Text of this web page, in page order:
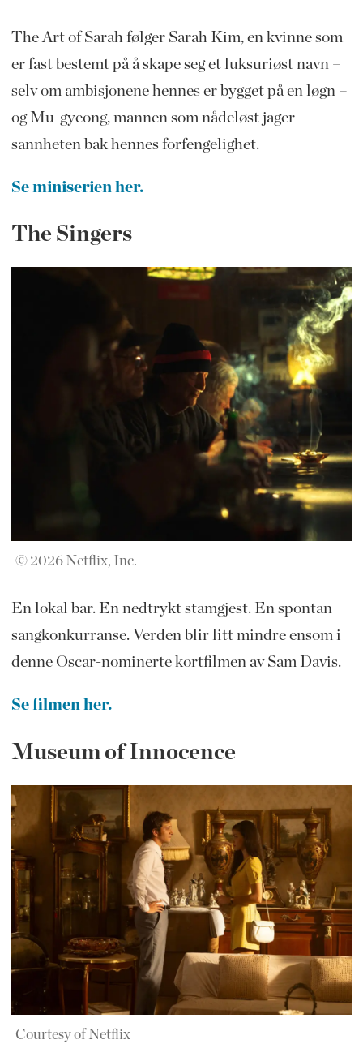
The Art of Sarah følger Sarah Kim, en kvinne som
er fast bestemt på å skape seg et luksuriøst navn –
selv om ambisjonene hennes er bygget på en løgn –
og Mu-gyeong, mannen som nådeløst jager
sannheten bak hennes forfengelighet.
Se miniserien her.
The Singers
© 2026 Netflix, Inc.
En lokal bar. En nedtrykt stamgjest. En spontan
sangkonkurranse. Verden blir litt mindre ensom i
denne Oscar-nominerte kortfilmen av Sam Davis.
Se filmen her.
Museum of Innocence
Courtesy of Netflix